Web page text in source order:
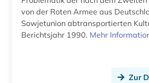
von der Roten Armee aus
Sowjetunion abtransportierten
Berichtsjahr 1990. Mehr
Zur